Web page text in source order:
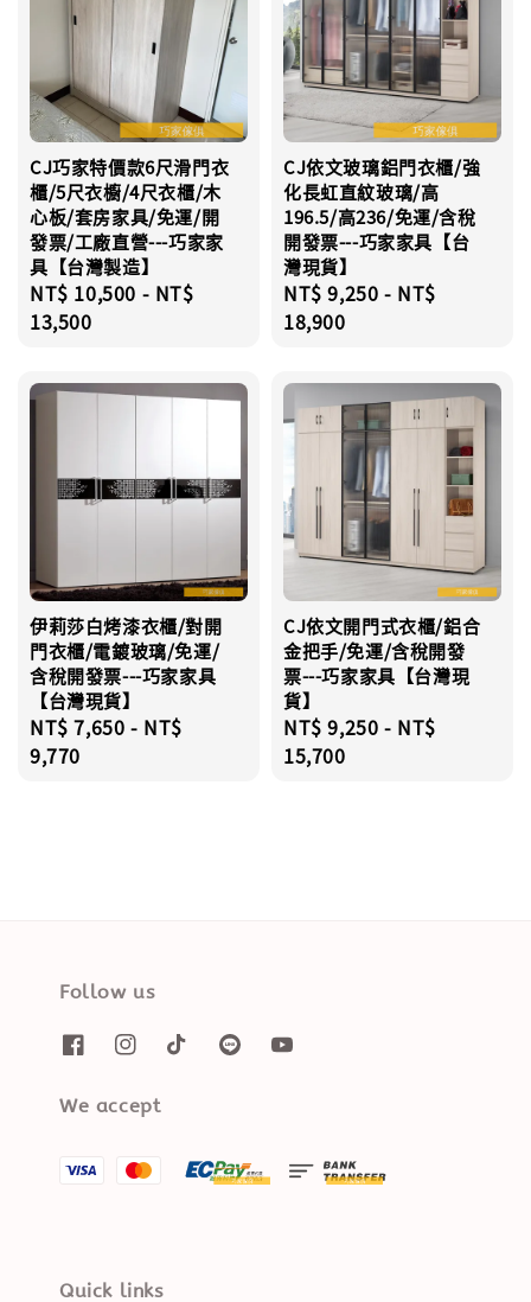
CJ巧家特價款6尺滑門衣
櫃/5尺衣櫥/4尺衣櫃/木
心板/套房家具/免運/開
發票/工廠直營---巧家家
具【台灣製造】
Regular
price
NT$ 10,500 - NT$
13,500
CJ依文玻璃鋁門衣櫃/強
化長虹直紋玻璃/高
196.5/高236/免運/含稅
開發票---巧家家具【台
灣現貨】
Regular
price
NT$ 9,250 - NT$
18,900
伊莉莎白烤漆衣櫃/對開
門衣櫃/電鍍玻璃/免運/
含稅開發票---巧家家具
【台灣現貨】
Regular
price
NT$ 7,650 - NT$
9,770
CJ依文開門式衣櫃/鋁合
金把手/免運/含稅開發
票---巧家家具【台灣現
貨】
Regular
price
NT$ 9,250 - NT$
15,700
Follow us
We accept
Quick links